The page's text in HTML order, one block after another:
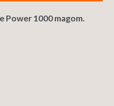
Power 1000 magom.